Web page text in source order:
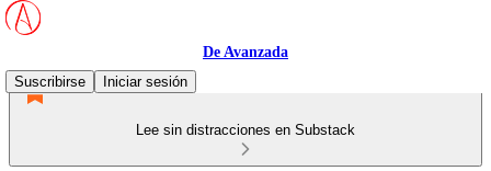
De Avanzada
Suscribirse
Iniciar sesión
Lee sin distracciones en Substack